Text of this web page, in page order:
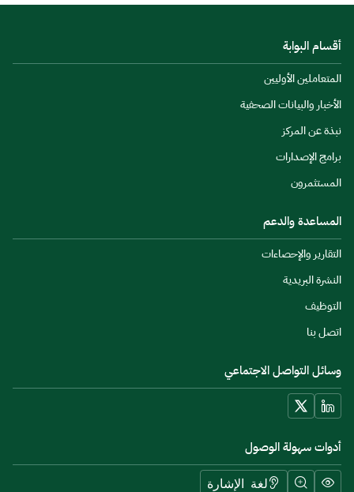
أقسام البوابة
المتعاملين الأوليين
الأخبار والبيانات الصحفية
نبذة عن المركز
برامج الإصدارات
المستثمرون
المساعدة والدعم
التقارير والإحصاءات
النشرة البريدية
التوظيف
اتصل بنا
وسائل التواصل الاجتماعي
أدوات سهولة الوصول
لغة الإشارة